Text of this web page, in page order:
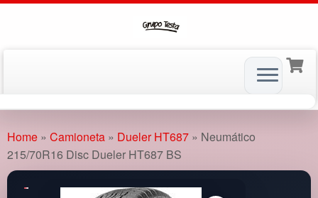
to
content
Home » Camioneta » Dueler HT687 » Neumático
215/70R16 Disc Dueler HT687 BS